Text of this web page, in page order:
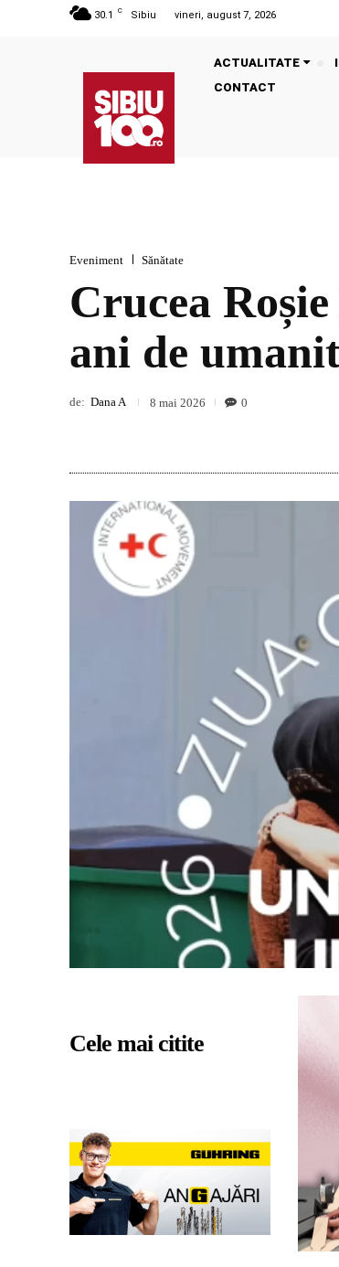
30.1 C Sibiu vineri, august 7, 2026
ACTUALITATE
CONTACT
Eveniment Sănătate
Crucea
ani de
de: Dana A 8 mai 2026 0
Cele mai citite